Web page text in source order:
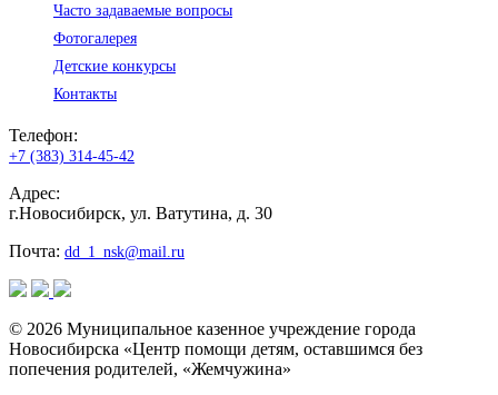
Часто задаваемые вопросы
Фотогалерея
Детские конкурсы
Контакты
Телефон:
+7 (383) 314-45-42
Адрес:
г.Новосибирск, ул. Ватутина, д. 30
Почта: dd_1_nsk@mail.ru
© 2026 Муниципальное казенное учреждение города
Новосибирска «Центр помощи детям, оставшимся без
попечения родителей, «Жемчужина»